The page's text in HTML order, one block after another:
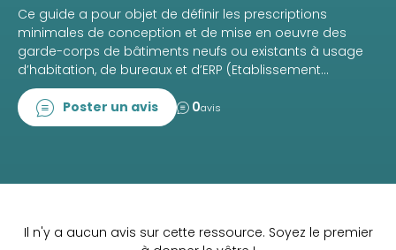
Ce guide a pour objet de définir les prescriptions
minimales de conception et de mise en oeuvre des
garde-corps de bâtiments neufs ou existants à usage
d’habitation, de bureaux et d’ERP (Etablissement...
Poster un avis 0avis
Il n'y a aucun avis sur cette ressource. Soyez le premier